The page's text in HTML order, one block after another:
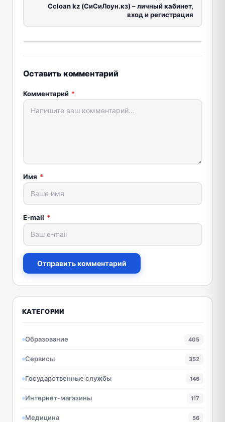
Сcloan kz (СиСиЛоун.кз) – личный кабинет,
вход и регистрация
Оставить комментарий
Комментарий *
Имя *
E-mail *
Отправить комментарий
КАТЕГОРИИ
Образование 405
Сервисы 352
Государственные службы 146
Интернет-магазины 117
Медицина 56